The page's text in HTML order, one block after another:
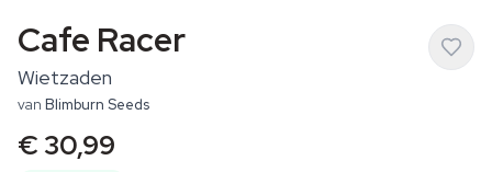
Cafe Racer
Wietzaden
van Blimburn Seeds
€ 30,99